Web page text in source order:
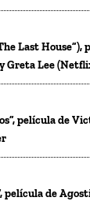
Last House”),
Greta Lee
película de
película de